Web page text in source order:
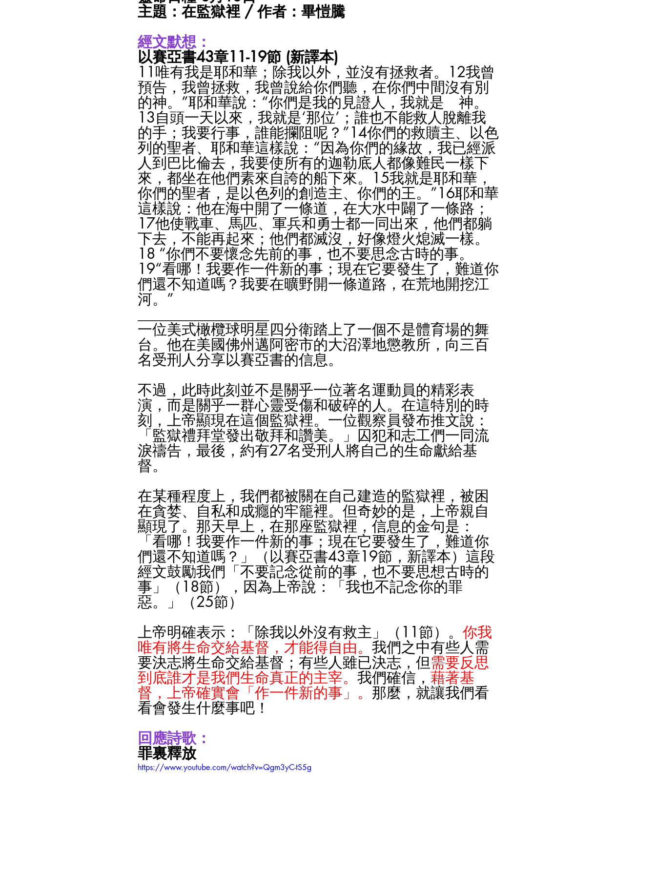
主題：在監獄裡 / 作者：畢愷騰
經文默想：
以賽亞書43章11-19節 (新譯本)
11唯有我是耶和華；除我以外，並沒有拯救者。12我曾
預告，我曾拯救，我曾說給你們聽，在你們中間沒有別
的神。”耶和華說：“你們是我的見證人，我就是　神。
13自頭一天以來，我就是‘那位’；誰也不能救人脫離我
的手；我要行事，誰能攔阻呢？”14你們的救贖主、以色
列的聖者、耶和華這樣說：“因為你們的緣故，我已經派
人到巴比倫去，我要使所有的迦勒底人都像難民一樣下
來，都坐在他們素來自誇的船下來。15我就是耶和華，
你們的聖者，是以色列的創造主、你們的王。”16耶和華
這樣說：他在海中開了一條道，在大水中闢了一條路；
17他使戰車、馬匹、軍兵和勇士都一同出來，他們都躺
下去，不能再起來；他們都滅沒，好像燈火熄滅一樣。
18 “你們不要懷念先前的事，也不要思念古時的事。
19“看哪！我要作一件新的事；現在它要發生了，難道你
們還不知道嗎？我要在曠野開一條道路，在荒地開挖江
河。”
一位美式橄欖球明星四分衛踏上了一個不是體育場的舞
台。他在美國佛州邁阿密市的大沼澤地懲教所，向三百
名受刑人分享以賽亞書的信息。
不過，此時此刻並不是關乎一位著名運動員的精彩表
演，而是關乎一群心靈受傷和破碎的人。在這特別的時
刻，上帝顯現在這個監獄裡。一位觀察員發布推文說：
「監獄禮拜堂發出敬拜和讚美。」囚犯和志工們一同流
淚禱告，最後，約有27名受刑人將自己的生命獻給基
督。
在某種程度上，我們都被關在自己建造的監獄裡，被困
在貪婪、自私和成癮的牢籠裡。但奇妙的是，上帝親自
顯現了。那天早上，在那座監獄裡，信息的金句是：
「看哪！我要作一件新的事；現在它要發生了，難道你
們還不知道嗎？」（以賽亞書43章19節，新譯本）這段
經文鼓勵我們「不要記念從前的事，也不要思想古時的
事」（18節），因為上帝說：「我也不記念你的罪
惡。」（25節）
上帝明確表示：「除我以外沒有救主」（11節）。 你我
唯有將生命交給基督，才能得自由。 我們之中有些人需
要決志將生命交給基督；有些人雖已決志，但需要反思
到底誰才是我們生命真正的主宰。 我們確信， 藉著基
督，上帝確實會「作一件新的事」。 那麼，就讓我們看
看會發生什麼事吧！
回應詩歌：
罪裏釋放
https://www.youtube.com/watch?v=Qgm3yC-tS5g